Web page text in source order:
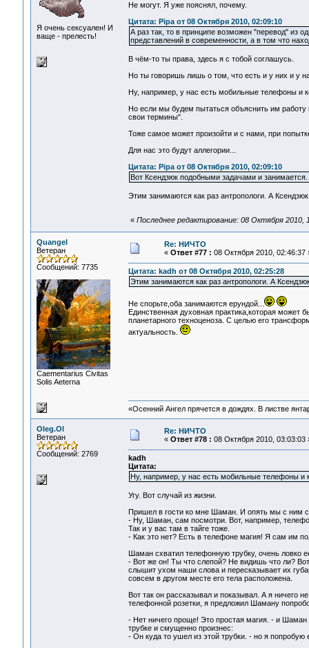
Я очень сексуален! И
ваще - прелесть!
Не могут. Я уже пояснял, почему.
Цитата: Pipa от 08 Октября 2010, 02:09:10
А раз так, то в принципе возможен "перевод" из
представлений в современности, а в том что
В чём-то ты права, здесь я с тобой соглашусь.
Но ты говоришь лишь о том, что есть и у них и у
Ну, например, у нас есть мобильные телефоны и
Но если мы будем пытаться объяснить им работу
свои термины".
Тоже самое может произойти и с нами, при
Для нас это будут аллегории...
Цитата: Pipa от 08 Октября 2010, 02:09:10
Вот Ксендзюк подобными задачами и занимается.
Этим занимаются как раз антропологи. А
« Последнее редактирование: 08 Октября 2010,
Quangel
Ветеран
Сообщений: 7735
Сaementarius Civitas
Solis Aeterna
Re: НИЧТО
« Ответ #77 : 08 Октября 2010, 02:46:37
Цитата: kadh от 08 Октября 2010, 02:25:28
Этим занимаются как раз антропологи. А
Не спорьте,оба занимаются ерундой...
Единственная духовная практика,которая может
планетарного техноценоза. С целью его
актуальность.
«Осенний Ангел прячется в дождях. В листве
Oleg.Ol
Ветеран
Сообщений: 2769
Re: НИЧТО
« Ответ #78 : 08 Октября 2010, 03:03:03
kadh
Цитата:
Ну, например, у нас есть мобильные телефоны и
Угу. Вот случай из жизни.
Пришел в гости ко мне Шаман. И опять мы с ним
- Ну, Шаман, сам посмотри. Вот, например,
Так и у вас там в тайге тоже.
- Как это нет? Есть в телефоне магия! Я сам им
Шаман схватил телефонную трубку, очень ловко
- Вот же он! Ты что слепой? Не видишь что ли?
слышит ухом наши слова и пересказывает их
совсем в другом месте его тела расположена.
Вот так он рассказывал и показывал. А я ничего
телефонной розетки, я предложил Шаману
- Нет ничего проще! Это простая магия. - и Шаман
трубке и смущенно произнес:
- Он куда то ушел из этой трубки. - но я